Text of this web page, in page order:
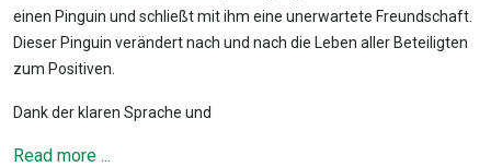
einen Pinguin und schließt mit ihm eine unerwartete Freundschaft.
Dieser Pinguin verändert nach und nach die Leben aller Beteiligten
zum Positiven.
Dank der klaren Sprache und
Read more ...